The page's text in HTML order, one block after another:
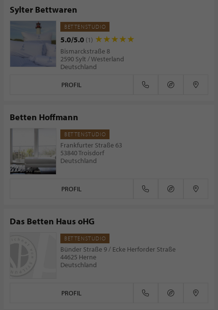
Sylter Bettwaren
BETTENSTUDIO
5.0/5.0 (1)
Bismarckstraße 8
2590 Sylt / Westerland
Deutschland
PROFIL
Betten Hoffmann
BETTENSTUDIO
Frankfurter Straße 63
53840 Troisdorf
Deutschland
PROFIL
Das Betten Haus oHG
BETTENSTUDIO
Bünder Straße 9 / Ecke Herforder Straße
44625 Herne
Deutschland
PROFIL